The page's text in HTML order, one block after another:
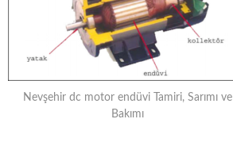
Nevşehir dc motor endüvi Tamiri, Sarımı ve
Bakımı